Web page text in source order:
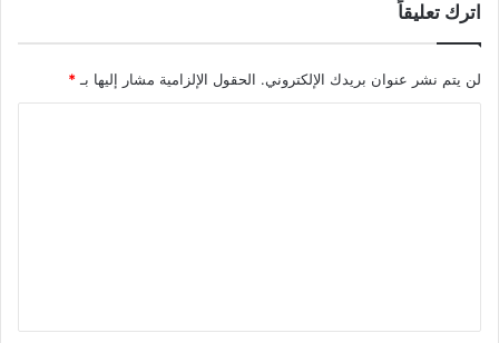
اترك تعليقاً
لن يتم نشر عنوان بريدك الإلكتروني. الحقول الإلزامية مشار إليها بـ *